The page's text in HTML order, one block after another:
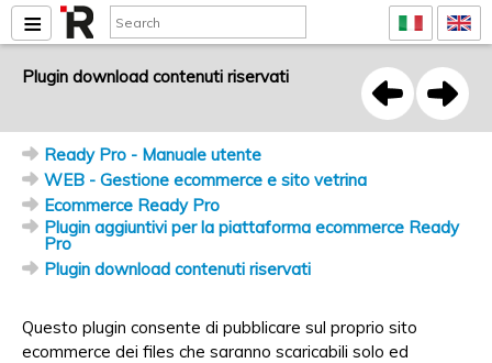
Plugin download contenuti riservati
Ready Pro - Manuale utente
WEB - Gestione ecommerce e sito vetrina
Ecommerce Ready Pro
Plugin aggiuntivi per la piattaforma ecommerce Ready
Pro
Plugin download contenuti riservati
Questo plugin consente di pubblicare sul proprio sito
ecommerce dei files che saranno scaricabili solo ed